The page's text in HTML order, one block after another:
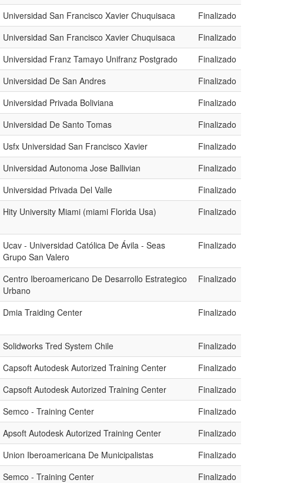
Universidad San Francisco Xavier Chuquisaca
Finalizado
Universidad San Francisco Xavier Chuquisaca
Finalizado
Universidad Franz Tamayo Unifranz Postgrado
Finalizado
Universidad De San Andres
Finalizado
Universidad Privada Boliviana
Finalizado
Universidad De Santo Tomas
Finalizado
Usfx Universidad San Francisco Xavier
Finalizado
Universidad Autonoma Jose Ballivian
Finalizado
Universidad Privada Del Valle
Finalizado
Hity University Miami (miami Florida Usa) Finalizado
Ucav - Universidad Católica De Ávila - Seas
Grupo San Valero
Finalizado
Centro Iberoamericano De Desarrollo Estrategico
Urbano
Finalizado
Dmia Traiding Center Finalizado
Solidworks Tred System Chile
Finalizado
Capsoft Autodesk Autorized Training Center
Finalizado
Capsoft Autodesk Autorized Training Center
Finalizado
Semco - Training Center
Finalizado
Apsoft Autodesk Autorized Training Center
Finalizado
Union Iberoamericana De Municipalistas
Finalizado
Semco - Training Center
Finalizado